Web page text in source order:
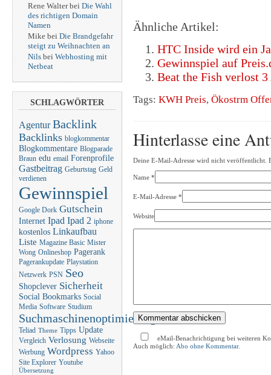
Rene Walter bei Die Wahl
des richtigen Domain
Namen
Mike bei Die Brandgefahr
steigt zu Weihnachten an
Nils bei Webhosting mit
Netbeat
SCHLAGWÖRTER
Agentur Backlink
Backlinks blogkommentar
Blogkommentare Blogparade
Braun edu email Forenprofile
Gastbeitrag Geburtstag Geld
verdienen
Gewinnspiel
Google Dork Gutschein
Internet Ipad Ipad 2 iphone
kostenlos Linkaufbau
Liste Magazine Basic Mister
Wong Onlineshop Pagerank
Pagerankupdate Playstation
Netzwerk PSN Seo
Shopclever Sicherheit
Social Bookmarks Social
Media Software Studium
Suchmaschinenoptimierung
Teliad Theme Tipps Update
Vergleich Verlosung Webseite
Werbung Wordpress Yahoo
Site Explorer Youtube
Übersetzung
Ähnliche Artikel:
HTC Inside wird ein
Gewinnspiel auf
Beat the Fish verlost
Tags: KWH Preis, Ökostrm
Hinterlasse eine
Deine E-Mail-Adresse wird nicht veröffentlicht.
Name *
E-Mail-Adresse *
Website
eMail-Benachrichtigung bei weiteren
Auch möglich: Abo ohne Kommentar.